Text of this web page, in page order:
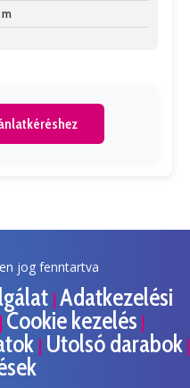
jog fenntartva
| Adatkezelési
| Cookie kezelés |
| Utolsó darabok|